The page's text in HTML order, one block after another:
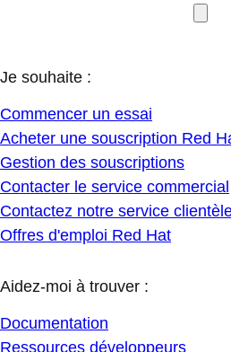
Je souhaite :
Commencer un essai
Acheter une souscription Red
Gestion des souscriptions
Contacter le service commercial
Contactez notre service
Offres d'emploi Red Hat
Aidez-moi à trouver :
Documentation
Ressources développeurs